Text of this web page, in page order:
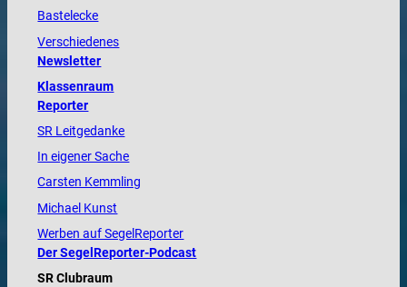
Bastelecke
Verschiedenes
Newsletter
Klassenraum
Reporter
SR Leitgedanke
In eigener Sache
Carsten Kemmling
Michael Kunst
Werben auf SegelReporter
Der SegelReporter-Podcast
SR Clubraum